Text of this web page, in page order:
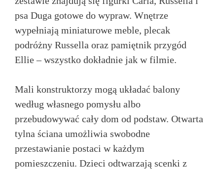
psa Duga gotowe do wypraw. Wnętrze
wypełniają miniaturowe meble, plecak
podróżny Russella oraz pamiętnik przygód
Ellie – wszystko dokładnie jak w filmie.
Mali konstruktorzy mogą układać balony
według własnego pomysłu albo
przebudowywać cały dom od podstaw. Otwarta
tylna ściana umożliwia swobodne
przestawianie postaci w każdym
pomieszczeniu. Dzieci odtwarzają scenki z